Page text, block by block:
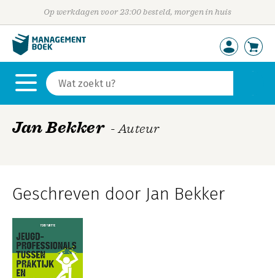
Op werkdagen voor 23:00 besteld, morgen in huis
Jan Bekker - Auteur
Geschreven door Jan Bekker